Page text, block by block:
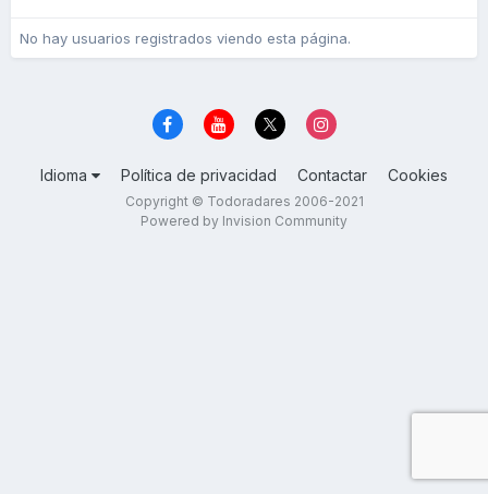
No hay usuarios registrados viendo esta página.
Idioma Política de privacidad Contactar Cookies
Copyright © Todoradares 2006-2021
Powered by Invision Community